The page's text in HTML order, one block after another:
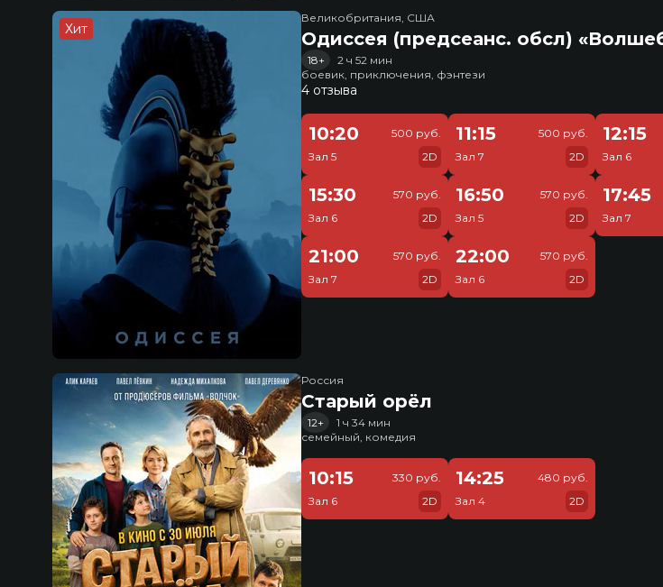
Хит
Великобритания, США
Одиссея (предсеанс. обсл)
18+
2 ч 52 мин
боевик, приключения, фэнтези
4 отзыва
10:20
Зал 5
500 руб.
2D
11:15
Зал 7
500 руб.
2D
12:15
Зал 6
15:30
Зал 6
570 руб.
2D
16:50
Зал 5
570 руб.
2D
17:45
Зал 7
21:00
Зал 7
570 руб.
2D
22:00
Зал 6
570 руб.
2D
Россия
Старый орёл
12+
1 ч 34 мин
семейный, комедия
10:15
Зал 6
330 руб.
2D
14:25
Зал 4
480 руб.
2D